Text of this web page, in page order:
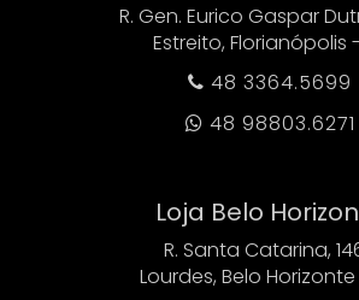
R. Gen. Eurico Gaspar
Estreito, Florianópolis
 48 3364.5699
 48 98803.6271
Loja Belo
R. Santa Catarina,
Lourdes, Belo